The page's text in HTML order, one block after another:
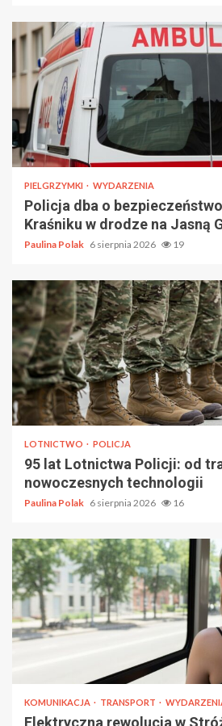
PIELGRZYMKI WYDARZENIA
Policja dba o
Kraśniku w drodze na Jasną
Paulina Polak 6 sierpnia 2026 19
LOTNICTWO POLICJA
95 lat Lotnictwa Policji: od
nowoczesnych technologii
Paulina Polak 6 sierpnia 2026 16
KOMUNIKACJA TRANSPORT